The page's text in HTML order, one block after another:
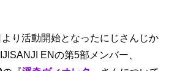
り活動開始となったにじさんじか
ENの第5部メンバー、